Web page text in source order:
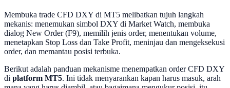
Membuka trade CFD DXY di MT5 melibatkan tujuh langkah
mekanis: menemukan simbol DXY di Market Watch, membuka
dialog New Order (F9), memilih jenis order, menentukan volume,
menetapkan Stop Loss dan Take Profit, meninjau dan mengeksekusi
order, dan memantau posisi terbuka.
Berikut adalah panduan mekanisme menempatkan order CFD DXY
di platform MT5. Ini tidak menyarankan kapan harus masuk, arah